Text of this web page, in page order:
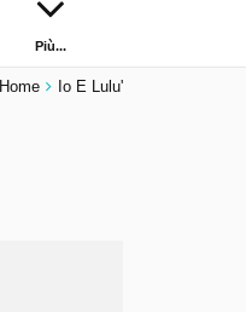
Più...
Home Io E Lulu'